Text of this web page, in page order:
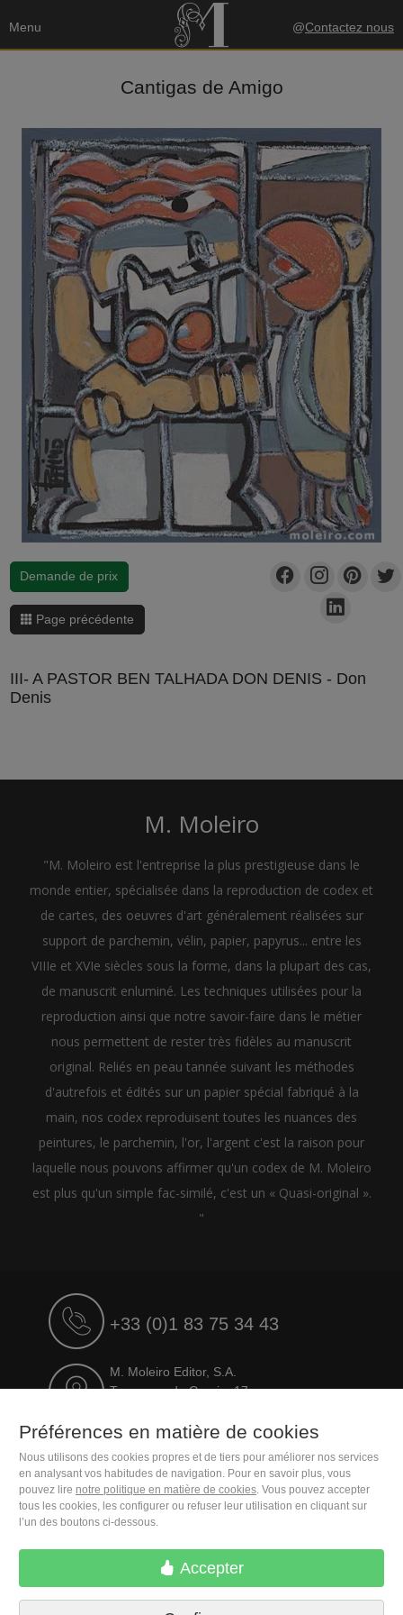
Menu @Contactez nous
Cantigas de Amigo
Demande de prix
Page précédente
III- A PASTOR BEN TALHADA DON DENIS - Don
Denis
M. Moleiro
"M. Moleiro est l'entreprise la plus prestigieuse dans le
monde entier, spécialisée dans la reproduction de codex et
de cartes, des oeuvres d'art généralement réalisées sur
support de parchemin, vélin, papier, papyrus... entre les
VIIIe et XVIe siècles sous la forme, dans la plupart des cas,
de manuscrit enluminé. Les techniques utilisées pour la
reproduction ainsi que notre savoir-faire dans le métier
nous permettent de rester très fidèles au manuscrit
original. Reliés en peau tannée suivant les méthodes
d'autrefois et édités sur un papier spécial fabriqué à la
main, nos codex reproduisent toutes les nuances des
peintures, le parchemin, l'or, l'argent c'est la raison pour
laquelle nous pouvons affirmer qu'un codex de M. Moleiro
est plus qu'un simple fac-similé, c'est un « Quasi-original ».
"
+33 (0)1 83 75 34 43
M. Moleiro Editor, S.A.
Travesera de Gracia, 17
Préférences en matière de cookies
Nous utilisons des cookies propres et de tiers pour améliorer nos services
en analysant vos habitudes de navigation. Pour en savoir plus, vous
pouvez lire notre politique en matière de cookies. Vous pouvez accepter
tous les cookies, les configurer ou refuser leur utilisation en cliquant sur
l’un des boutons ci-dessous.
Accepter